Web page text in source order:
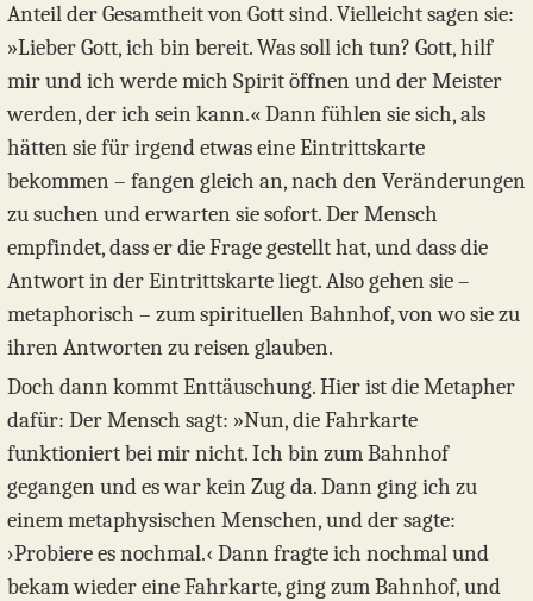
Anteil der Gesamtheit von Gott sind. Vielleicht sagen sie:
»Lieber Gott, ich bin bereit. Was soll ich tun? Gott, hilf
mir und ich werde mich Spirit öffnen und der Meister
werden, der ich sein kann.« Dann fühlen sie sich, als
hätten sie für irgend etwas eine Eintrittskarte
bekommen – fangen gleich an, nach den Veränderungen
zu suchen und erwarten sie sofort. Der Mensch
empfindet, dass er die Frage gestellt hat, und dass die
Antwort in der Eintrittskarte liegt. Also gehen sie –
metaphorisch – zum spirituellen Bahnhof, von wo sie zu
ihren Antworten zu reisen glauben.
Doch dann kommt Enttäuschung. Hier ist die Metapher
dafür: Der Mensch sagt: »Nun, die Fahrkarte
funktioniert bei mir nicht. Ich bin zum Bahnhof
gegangen und es war kein Zug da. Dann ging ich zu
einem metaphysischen Menschen, und der sagte:
›Probiere es nochmal.‹ Dann fragte ich nochmal und
bekam wieder eine Fahrkarte, ging zum Bahnhof, und